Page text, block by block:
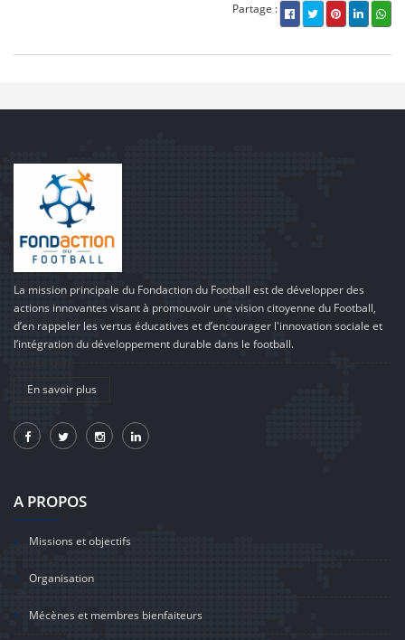
Partage :
La mission principale du Fondaction du Football est de développer des
actions innovantes visant à promouvoir une vision citoyenne du Football,
d’en rappeler les vertus éducatives et d’encourager l'innovation sociale et
l’intégration du développement durable dans le football.
En savoir plus
A PROPOS
Missions et objectifs
Organisation
Mécènes et membres bienfaiteurs